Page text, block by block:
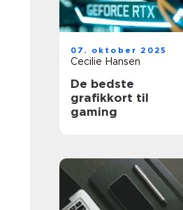
07. oktober 2025
Cecilie Hansen
De bedste
grafikkort til
gaming